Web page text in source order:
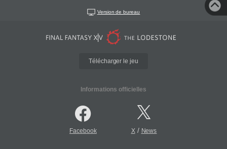
Version de bureau
Télécharger le jeu
Informations officielles
Facebook X/ News